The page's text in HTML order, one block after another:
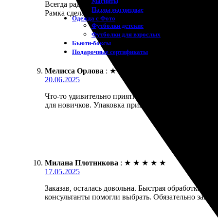
Пазлы магнитные
Одежда с Фото
Футболки детские
Футболки для взрослых
Бьюти-боксы
Подарочные сертификаты
Всегда радуюсь, когда нахожу качественные
Рамка сделана аккуратно и стильная. Результат
Мелисса Орлова : ★
20.06.2025
Что-то удивительно приятное произошло!
для новичков. Упаковка пришла аккуратная,
Милана Плотникова : ★ ★ ★ ★ ★
17.05.2025
Заказав, осталась довольна. Быстрая обработка
консультанты помогли выбрать. Обязательно